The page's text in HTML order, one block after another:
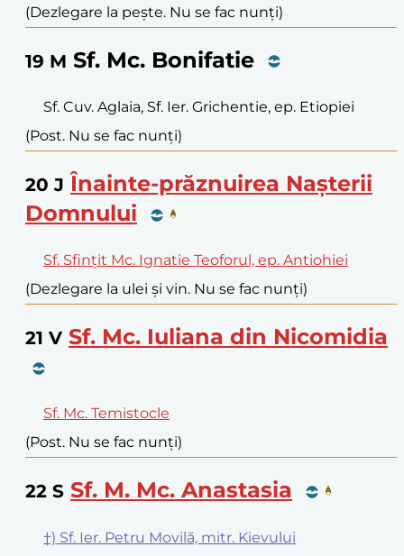
(Dezlegare la pește. Nu se fac nunți)
19 M Sf. Mc. Bonifatie
Sf. Cuv. Aglaia, Sf. Ier. Grichentie, ep. Etiopiei
(Post. Nu se fac nunți)
20 J Înainte-prăznuirea Nașterii
Domnului
Sf. Sfințit Mc. Ignatie Teoforul, ep. Antiohiei
(Dezlegare la ulei și vin. Nu se fac nunți)
21 V Sf. Mc. Iuliana din Nicomidia
Sf. Mc. Temistocle
(Post. Nu se fac nunți)
22 S Sf. M. Mc. Anastasia
†) Sf. Ier. Petru Movilă, mitr. Kievului